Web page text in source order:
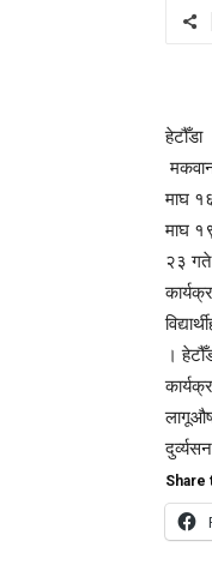
हेटौँडा
माघ
माघ
२३ गते
।
Share